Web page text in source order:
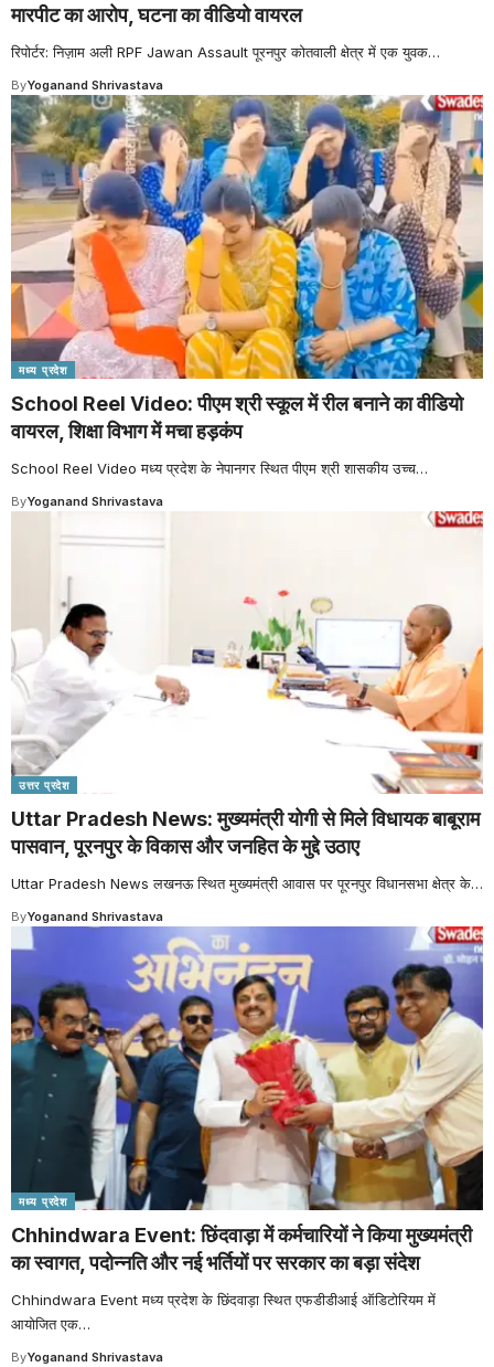
मारपीट का आरोप, घटना का वीडियो वायरल
रिपोर्टर: निज़ाम अली RPF Jawan Assault पूरनपुर कोतवाली क्षेत्र में एक युवक…
ByYoganand Shrivastava
मध्य प्रदेश
School Reel Video: पीएम श्री स्कूल में रील बनाने का वीडियो
वायरल, शिक्षा विभाग में मचा हड़कंप
School Reel Video मध्य प्रदेश के नेपानगर स्थित पीएम श्री शासकीय उच्च…
ByYoganand Shrivastava
उत्तर प्रदेश
Uttar Pradesh News: मुख्यमंत्री योगी से मिले विधायक बाबूराम
पासवान, पूरनपुर के विकास और जनहित के मुद्दे उठाए
Uttar Pradesh News लखनऊ स्थित मुख्यमंत्री आवास पर पूरनपुर विधानसभा क्षेत्र के…
ByYoganand Shrivastava
मध्य प्रदेश
Chhindwara Event: छिंदवाड़ा में कर्मचारियों ने किया मुख्यमंत्री
का स्वागत, पदोन्नति और नई भर्तियों पर सरकार का बड़ा संदेश
Chhindwara Event मध्य प्रदेश के छिंदवाड़ा स्थित एफडीडीआई ऑडिटोरियम में
आयोजित एक…
ByYoganand Shrivastava